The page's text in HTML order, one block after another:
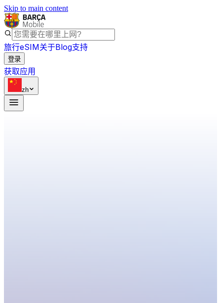
Skip to main content
旅行eSIM关于Blog支持
登录
获取应用
zh